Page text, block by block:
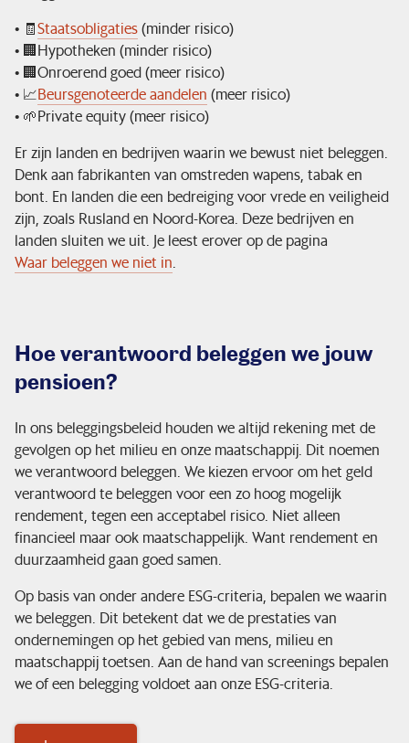
• 🧾Staatsobligaties(minder risico)
• 🏢Hypotheken (minder risico)
• 🏢Onroerend goed (meer risico)
• 📈Beursgenoteerde aandelen (meer risico)
• 🌱Private equity (meer risico)
Er zijn landen en bedrijven waarin we bewust niet beleggen.
Denk aan fabrikanten van omstreden wapens, tabak en
bont. En landen die een bedreiging voor vrede en veiligheid
zijn, zoals Rusland en Noord-Korea. Deze bedrijven en
landen sluiten we uit. Je leest erover op de pagina
Waar beleggen we niet in
Hoe verantwoord beleggen we jouw
pensioen?
In ons beleggingsbeleid houden we altijd rekening met de
gevolgen op het milieu en onze maatschappij. Dit noemen
we verantwoord beleggen. We kiezen ervoor om het geld
verantwoord te beleggen voor een zo hoog mogelijk
rendement, tegen een acceptabel risico. Niet alleen
financieel maar ook maatschappelijk. Want rendement en
duurzaamheid gaan goed samen.
Op basis van onder andere ESG-criteria, bepalen we waarin
we beleggen. Dit betekent dat we de prestaties van
ondernemingen op het gebied van mens, milieu en
maatschappij toetsen. Aan de hand van screenings bepalen
we of een belegging voldoet aan onze ESG-criteria.